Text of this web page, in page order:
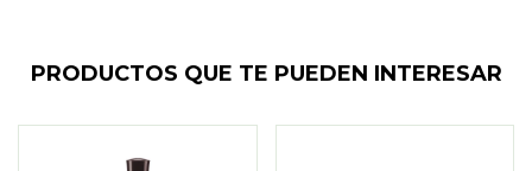
PRODUCTOS QUE TE PUEDEN INTERESAR